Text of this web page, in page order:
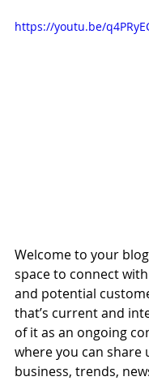
https://youtu.be/
Welcome to your
space to connect
and potential
that’s current and
of it as an ongoing
where you can share
business, trends,